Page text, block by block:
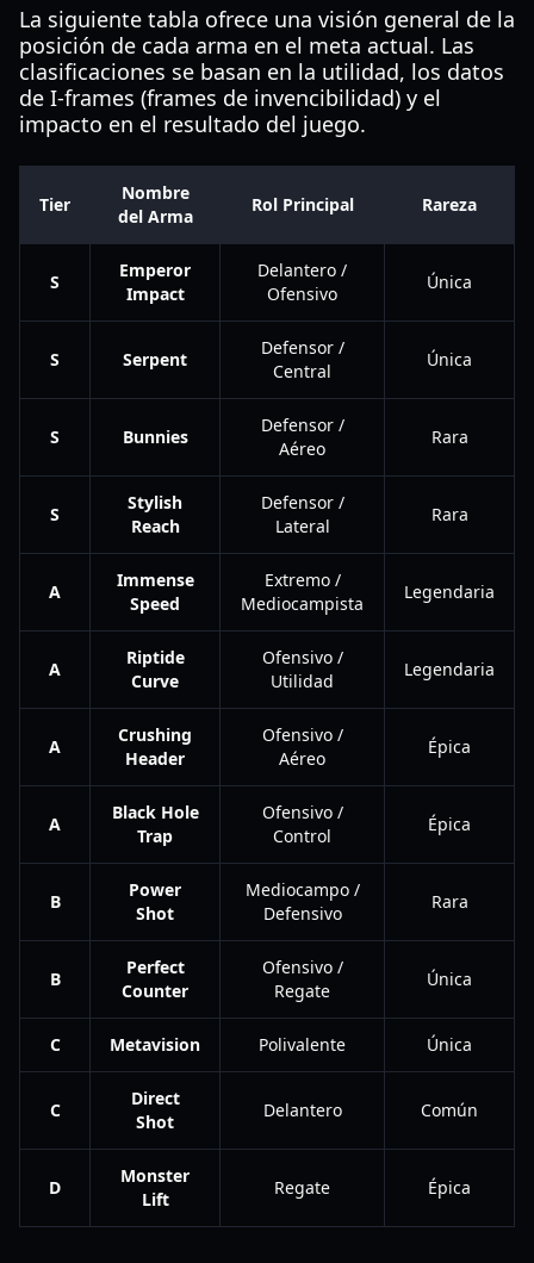
La siguiente tabla ofrece una visión general de la
posición de cada arma en el meta actual. Las
clasificaciones se basan en la utilidad, los datos
de I-frames (frames de invencibilidad) y el
impacto en el resultado del juego.
Tier
Nombre
del Arma
Rol Principal Rareza
S
Emperor
Impact
Delantero /
Ofensivo
Única
S Serpent
Defensor /
Central
Única
S Bunnies
Defensor /
Aéreo
Rara
S
Stylish
Reach
Defensor /
Lateral
Rara
A
Immense
Speed
Extremo /
Mediocampista
Legendaria
A
Riptide
Curve
Ofensivo /
Utilidad
Legendaria
A
Crushing
Header
Ofensivo /
Aéreo
Épica
A
Black Hole
Trap
Ofensivo /
Control
Épica
B
Power
Shot
Mediocampo /
Defensivo
Rara
B
Perfect
Counter
Ofensivo /
Regate
Única
C Metavision Polivalente Única
C
Direct
Shot
Delantero Común
D
Monster
Lift
Regate Épica